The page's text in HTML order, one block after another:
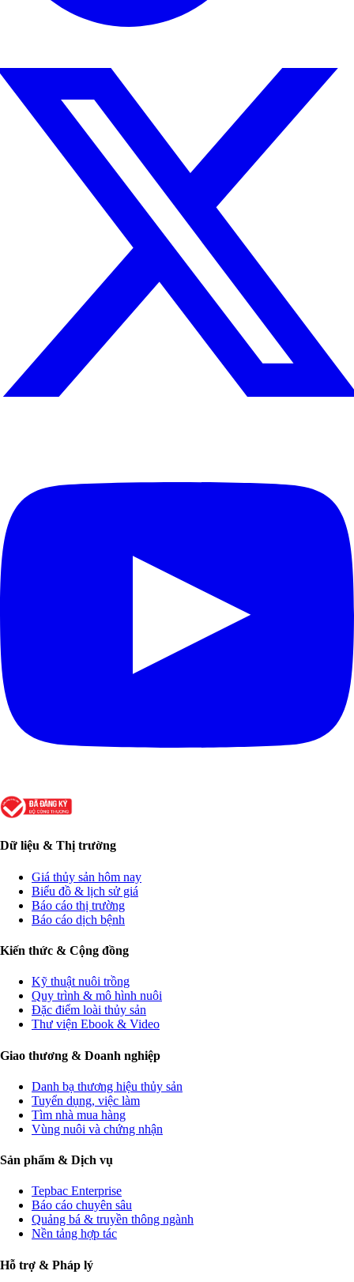
Dữ liệu & Thị trường
Giá thủy sản hôm nay
Biểu đồ & lịch sử giá
Báo cáo thị trường
Báo cáo dịch bệnh
Kiến thức & Cộng đồng
Kỹ thuật nuôi trồng
Quy trình & mô hình nuôi
Đặc điểm loài thủy sản
Thư viện Ebook & Video
Giao thương & Doanh nghiệp
Danh bạ thương hiệu thủy sản
Tuyển dụng, việc làm
Tìm nhà mua hàng
Vùng nuôi và chứng nhận
Sản phẩm & Dịch vụ
Tepbac Enterprise
Báo cáo chuyên sâu
Quảng bá & truyền thông ngành
Nền tảng hợp tác
Hỗ trợ & Pháp lý